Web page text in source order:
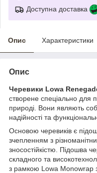
Доступна доставка
Опис Характеристики
Опис
Черевики Lowa
створене спеціально для
природі. Вони являють
надійності та
Основою черевиків є
зчепленням з
зносостійкістю. Підошва
складного та
з рамкою Lowa Monowrap